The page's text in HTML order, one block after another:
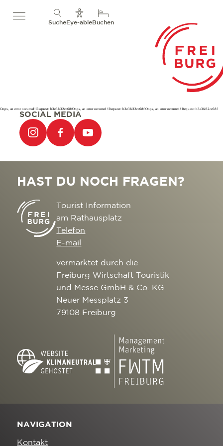
SucheEye-ableBuchen
Oops, an error occurred! Request: b3e3fe32cc68fOops, an error occurred! Request: b3e3fe32cc68f Oops, an error occurred! Request: b3e3fe32cc68f
SOCIAL MEDIA
HAST DU NOCH FRAGEN?
Tourist Information
am Rathausplatz
Telefon
E-mail
vermarktet durch die
Freiburg Wirtschaft Touristik
und Messe GmbH & Co. KG
Neuer Messplatz 3
79108 Freiburg
NAVIGATION
Kontakt